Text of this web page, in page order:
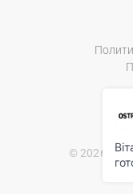
© 2026